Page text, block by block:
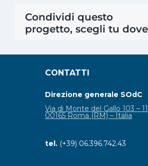
Condividi questo
progetto, scegli tu
CONTATTI
Direzione generale SOdC
Via di Monte del Gallo 103 –
00165 Roma (RM) – Italia
tel. (+39) 06.396.742.43